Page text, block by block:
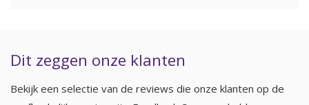
Dit zeggen onze klanten
Bekijk een selectie van de reviews die onze klanten op de